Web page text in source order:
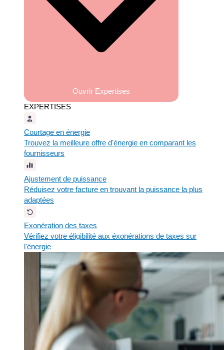
Ouvrir Expertises
EXPERTISES
Courtage en énergie
Trouvez la meilleure offre d'énergie en comparant les
fournisseurs
Ajustement de puissance
Réduisez votre facture en trouvant la puissance la plus
adaptées
Exonération des taxes
Vérifiez votre éligibilité aux éxonérations de taxes sur
l'énergie